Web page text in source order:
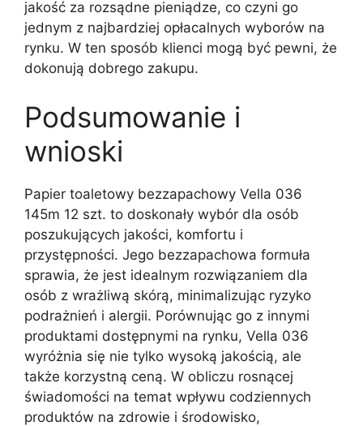
jakość za rozsądne pieniądze, co czyni go
jednym z najbardziej opłacalnych wyborów na
rynku. W ten sposób klienci mogą być pewni, że
dokonują dobrego zakupu.
Podsumowanie i
wnioski
Papier toaletowy bezzapachowy Vella 036
145m 12 szt. to doskonały wybór dla osób
poszukujących jakości, komfortu i
przystępności. Jego bezzapachowa formuła
sprawia, że jest idealnym rozwiązaniem dla
osób z wrażliwą skórą, minimalizując ryzyko
podrażnień i alergii. Porównując go z innymi
produktami dostępnymi na rynku, Vella 036
wyróżnia się nie tylko wysoką jakością, ale
także korzystną ceną. W obliczu rosnącej
świadomości na temat wpływu codziennych
produktów na zdrowie i środowisko,